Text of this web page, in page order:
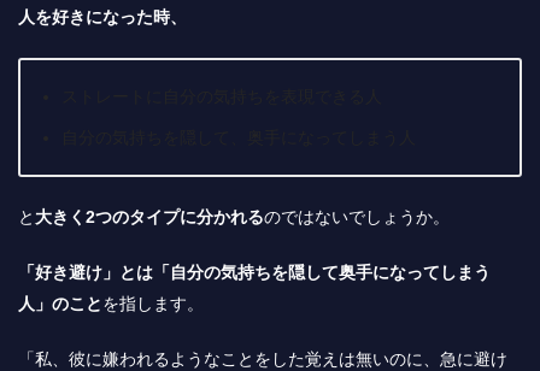
人を好きになった時、
と 大きく2つのタイプに分かれるのではないでしょうか。
「好き避け」とは「自分の気持ちを隠して奥手になってしまう
人」のこと を指します。
「私、彼に嫌われるようなことをした覚えは無いのに、急に避け